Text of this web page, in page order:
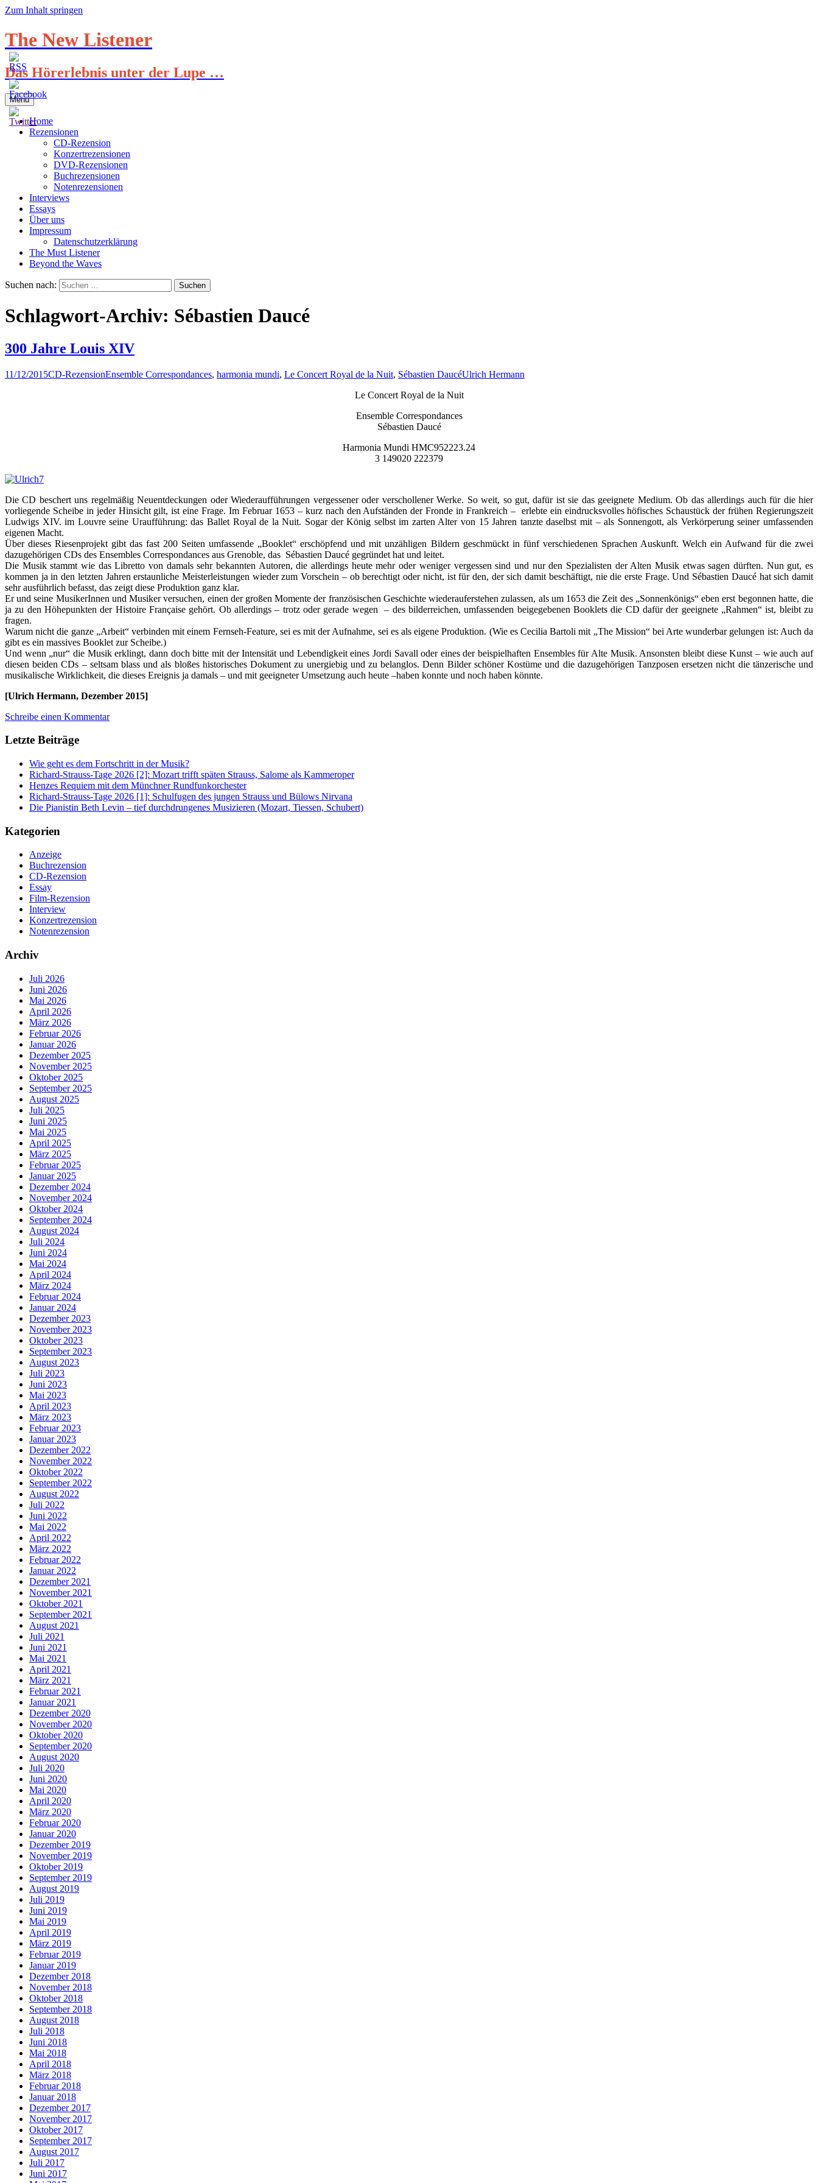
Zum Inhalt springen
The New Listener
Das Hörerlebnis unter der Lupe …
Menü
Home
Rezensionen
CD-Rezension
Konzertrezensionen
DVD-Rezensionen
Buchrezensionen
Notenrezensionen
Interviews
Essays
Über uns
Impressum
Datenschutzerklärung
The Must Listener
Beyond the Waves
Suchen nach:
Schlagwort-Archiv: Sébastien Daucé
300 Jahre Louis XIV
11/12/2015CD-RezensionEnsemble Correspondances, harmonia mundi, Le Concert Royal de la Nuit, Sébastien DaucéUlrich Hermann
Le Concert Royal de la Nuit
Ensemble Correspondances
Sébastien Daucé
Harmonia Mundi HMC952223.24
3 149020 222379
Die CD beschert uns regelmäßig Neuentdeckungen oder Wiederaufführungen vergessener oder verschollener Werke. So weit, so gut, dafür ist sie das geeignete Medium. Ob das allerdings auch für die hier
vorliegende Scheibe in jeder Hinsicht gilt, ist eine Frage. Im Februar 1653 – kurz nach den Aufständen der Fronde in Frankreich – erlebte ein eindrucksvolles höfisches Schaustück der frühen Regierungszeit
Ludwigs XIV. im Louvre seine Uraufführung: das Ballet Royal de la Nuit. Sogar der König selbst im zarten Alter von 15 Jahren tanzte daselbst mit – als Sonnengott, als Verkörperung seiner umfassenden
eigenen Macht.
Über dieses Riesenprojekt gibt das fast 200 Seiten umfassende „Booklet“ erschöpfend und mit unzähligen Bildern geschmückt in fünf verschiedenen Sprachen Auskunft. Welch ein Aufwand für die zwei
dazugehörigen CDs des Ensembles Correspondances aus Grenoble, das Sébastien Daucé gegründet hat und leitet.
Die Musik stammt wie das Libretto von damals sehr bekannten Autoren, die allerdings heute mehr oder weniger vergessen sind und nur den Spezialisten der Alten Musik etwas sagen dürften. Nun gut, es
kommen ja in den letzten Jahren erstaunliche Meisterleistungen wieder zum Vorschein – ob berechtigt oder nicht, ist für den, der sich damit beschäftigt, nie die erste Frage. Und Sébastien Daucé hat sich damit
sehr ausführlich befasst, das zeigt diese Produktion ganz klar.
Er und seine MusikerInnen und Musiker versuchen, einen der großen Momente der französischen Geschichte wiederauferstehen zulassen, als um 1653 die Zeit des „Sonnenkönigs“ eben erst begonnen hatte, die
ja zu den Höhepunkten der Histoire Française gehört. Ob allerdings – trotz oder gerade wegen – des bilderreichen, umfassenden beigegebenen Booklets die CD dafür der geeignete „Rahmen“ ist, bleibt zu
fragen.
Warum nicht die ganze „Arbeit“ verbinden mit einem Fernseh-Feature, sei es mit der Aufnahme, sei es als eigene Produktion. (Wie es Cecilia Bartoli mit „The Mission“ bei Arte wunderbar gelungen ist: Auch da
gibt es ein massives Booklet zur Scheibe.)
Und wenn „nur“ die Musik erklingt, dann doch bitte mit der Intensität und Lebendigkeit eines Jordi Savall oder eines der beispielhaften Ensembles für Alte Musik. Ansonsten bleibt diese Kunst – wie auch auf
diesen beiden CDs – seltsam blass und als bloßes historisches Dokument zu unergiebig und zu belanglos. Denn Bilder schöner Kostüme und die dazugehörigen Tanzposen ersetzen nicht die tänzerische und
musikalische Wirklichkeit, die dieses Ereignis ja damals – und mit geeigneter Umsetzung auch heute –haben konnte und noch haben könnte.
[Ulrich Hermann, Dezember 2015]
Schreibe einen Kommentar
Letzte Beiträge
Wie geht es dem Fortschritt in der Musik?
Richard-Strauss-Tage 2026 [2]: Mozart trifft späten Strauss, Salome als Kammeroper
Henzes Requiem mit dem Münchner Rundfunkorchester
Richard-Strauss-Tage 2026 [1]: Schulfugen des jungen Strauss und Bülows Nirvana
Die Pianistin Beth Levin – tief durchdrungenes Musizieren (Mozart, Tiessen, Schubert)
Kategorien
Anzeige
Buchrezension
CD-Rezension
Essay
Film-Rezension
Interview
Konzertrezension
Notenrezension
Archiv
Juli 2026
Juni 2026
Mai 2026
April 2026
März 2026
Februar 2026
Januar 2026
Dezember 2025
November 2025
Oktober 2025
September 2025
August 2025
Juli 2025
Juni 2025
Mai 2025
April 2025
März 2025
Februar 2025
Januar 2025
Dezember 2024
November 2024
Oktober 2024
September 2024
August 2024
Juli 2024
Juni 2024
Mai 2024
April 2024
März 2024
Februar 2024
Januar 2024
Dezember 2023
November 2023
Oktober 2023
September 2023
August 2023
Juli 2023
Juni 2023
Mai 2023
April 2023
März 2023
Februar 2023
Januar 2023
Dezember 2022
November 2022
Oktober 2022
September 2022
August 2022
Juli 2022
Juni 2022
Mai 2022
April 2022
März 2022
Februar 2022
Januar 2022
Dezember 2021
November 2021
Oktober 2021
September 2021
August 2021
Juli 2021
Juni 2021
Mai 2021
April 2021
März 2021
Februar 2021
Januar 2021
Dezember 2020
November 2020
Oktober 2020
September 2020
August 2020
Juli 2020
Juni 2020
Mai 2020
April 2020
März 2020
Februar 2020
Januar 2020
Dezember 2019
November 2019
Oktober 2019
September 2019
August 2019
Juli 2019
Juni 2019
Mai 2019
April 2019
März 2019
Februar 2019
Januar 2019
Dezember 2018
November 2018
Oktober 2018
September 2018
August 2018
Juli 2018
Juni 2018
Mai 2018
April 2018
März 2018
Februar 2018
Januar 2018
Dezember 2017
November 2017
Oktober 2017
September 2017
August 2017
Juli 2017
Juni 2017